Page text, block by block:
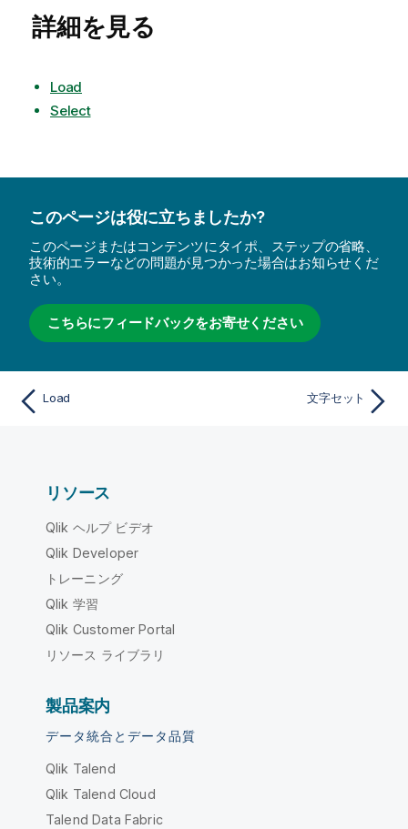
詳細を見る
Load
Select
このページは役に立ちましたか?
このページまたはコンテンツにタイポ、ステップの省略、
技術的エラーなどの問題が見つかった場合はお知らせくだ
さい。
こちらにフィードバックをお寄せください
Load 文字セット
リソース
Qlik ヘルプ ビデオ
Qlik Developer
トレーニング
Qlik 学習
Qlik Customer Portal
リソース ライブラリ
製品案内
データ統合とデータ品質
Qlik Talend
Qlik Talend Cloud
Talend Data Fabric